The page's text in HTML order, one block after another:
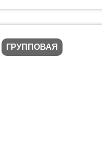
ГРУППОВАЯ